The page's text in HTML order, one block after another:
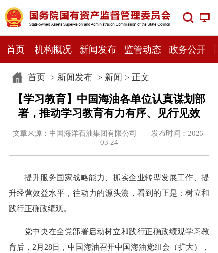
首页 机构概况 新闻发布 监管动态 政务公开
首页> 新闻发布> 新闻 > 正文
【学习教育】中国海油各单位认真谋划部
署，推动学习教育有力有序、见行见效
文章来源：中国海洋石油集团有限公司 发布时间：2026-
03-24
提升服务国家战略能力、抓实企业转型发展工作、提
升经营效益水平，往动力的源头溯，看到的正是：树立和
践行正确政绩观。
党中央在全党部署启动树立和践行正确政绩观学习教
育后，2月28日，中国海油召开中国海油党组会（扩大），